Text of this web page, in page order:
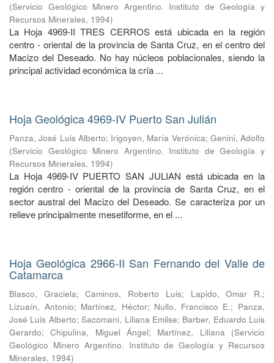
(Servicio Geológico Minero Argentino. Instituto de Geología y
Recursos Minerales, 1994)
La Hoja 4969-II TRES CERROS está ubicada en la región
centro - oriental de la provincia de Santa Cruz, en el centro del
Macizo del Deseado. No hay núcleos poblacionales, siendo la
principal actividad económica la cría ...
Hoja Geológica 4969-IV Puerto San Julián
Panza, José Luis Alberto; Irigoyen, María Verónica; Genini, Adolfo
(Servicio Geológico Minero Argentino. Instituto de Geología y
Recursos Minerales, 1994)
La Hoja 4969-IV PUERTO SAN JULIAN está ubicada en la
región centro - oriental de la provincia de Santa Cruz, en el
sector austral del Macizo del Deseado. Se caracteriza por un
relieve principalmente mesetiforme, en el ...
Hoja Geológica 2966-II San Fernando del Valle de
Catamarca
Blasco, Graciela;Caminos, Roberto Luis; Lapido, Omar R.;
Lizuaín, Antonio; Martínez, Héctor; Nullo, Francisco E.; Panza,
José Luis Alberto;Sacomani, Liliana Emilse; Barber, Eduardo Luis
Gerardo;Chipulina, Miguel Ángel; Martínez, Liliana (Servicio
Geológico Minero Argentino. Instituto de Geología y Recursos
Minerales, 1994)